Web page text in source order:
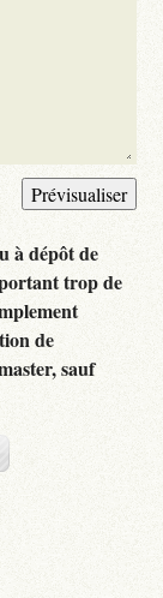
à dépôt de
trop de
de
sauf